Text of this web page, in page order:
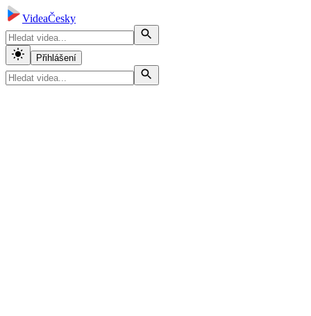
VideaČesky
Přihlášení